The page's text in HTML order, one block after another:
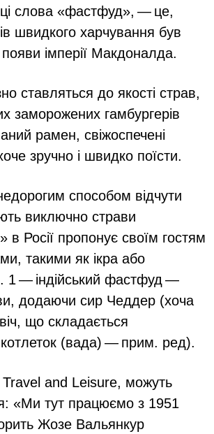
слова «фастфуд», — це,
швидкого харчування був
імперії Макдоналда.
ставляться до якості страв,
заморожених гамбургерів
рамен, свіжоспечені
зручно і швидко поїсти.
способом відчути
виключно страви
в Росії пропонує своїм гостям
такими як ікра або
1 — індійський фастфуд —
додаючи сир Чеддер (хоча
що складається
котлеток (вада) — прим. ред).
Travel and Leisure, можуть
«Ми тут працюємо з 1951
Жозе Вальянкур